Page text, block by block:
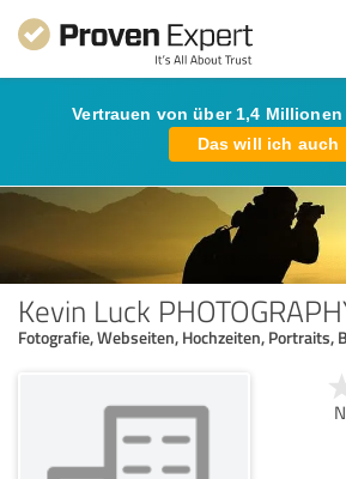
Vertrauen von über 1,4
Das will ich auch
Kevin Luck
Fotografie, Webseiten, Hochzeiten, Portraits,